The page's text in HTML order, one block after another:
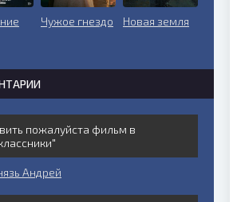
Чужое гнездо Новая земля
пожалуйста фильм в
Андрей